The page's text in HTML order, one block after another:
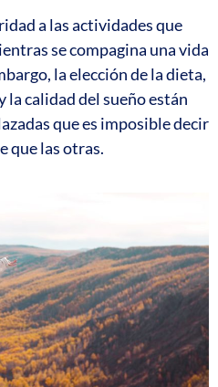
a las actividades que
se compagina una vida
la elección de la dieta,
la calidad del sueño están
que es imposible decir
que las otras.